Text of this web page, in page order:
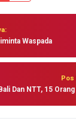
Waspada
Pos
Dan NTT, 15